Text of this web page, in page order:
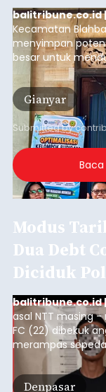
balitribune.co.id
Kecamatan
menyimpan
besar untuk
nila.
Gianyar
Submitted by
Modus
Dua Debt
Diciduk
balitribune.co.id
asal NTT masing -
FC (22) dibekuk
merampas
kedua pelaku
digunakan dua
motor milik warga.
Denpasar